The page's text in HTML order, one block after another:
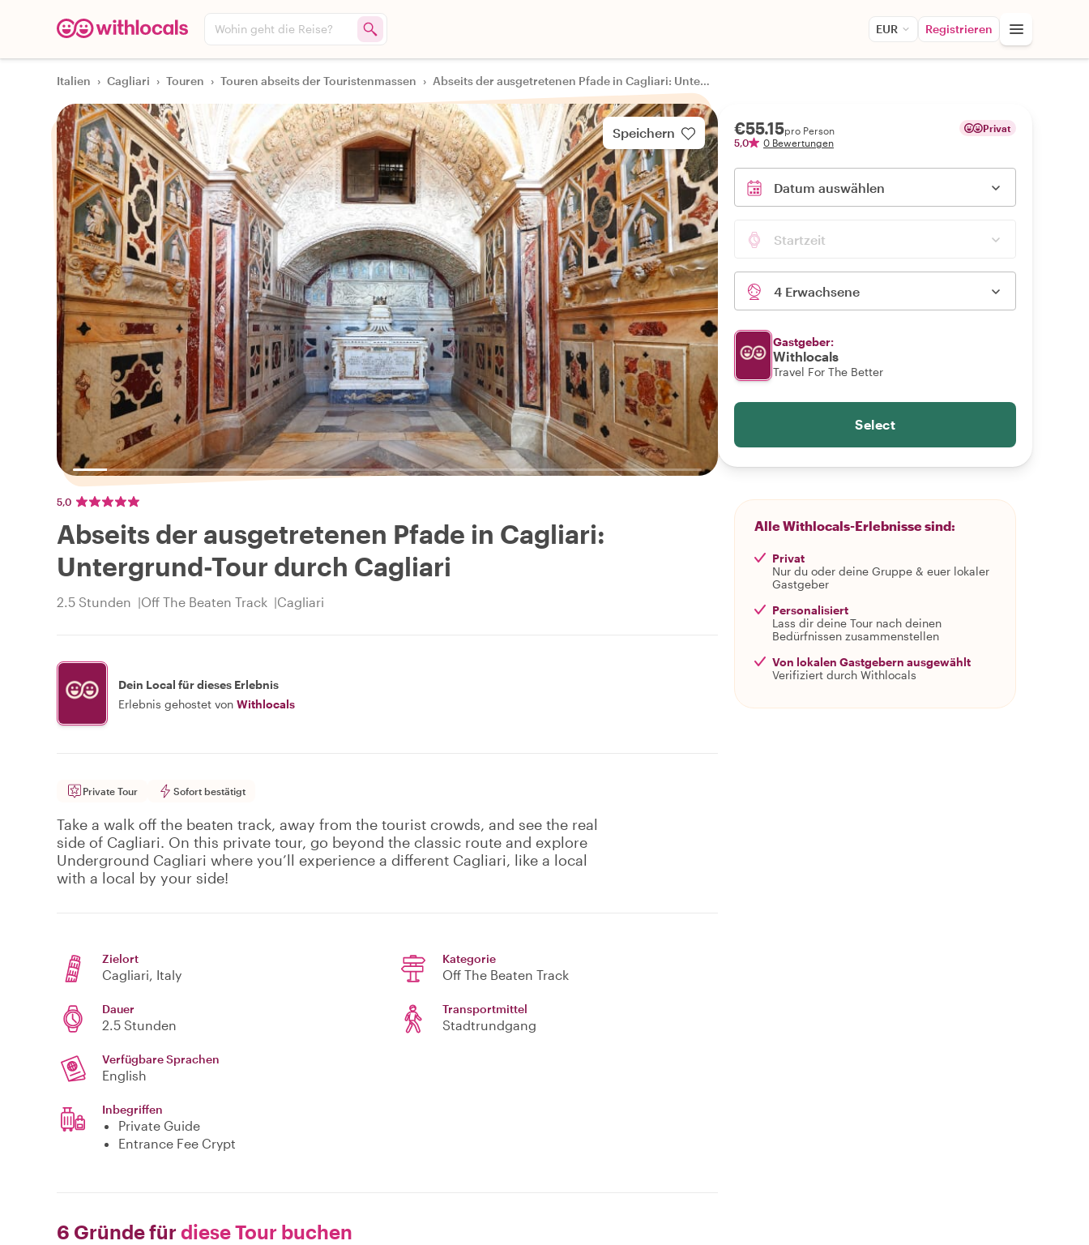
Wohin geht die Reise? EUR Registrieren
Italien › Cagliari › Touren › Touren abseits der Touristenmassen › Abseits der ausgetretenen Pfade in Cagliari: Untergrund-Tour durch Cagliari
Speichern
5,0
Abseits der ausgetretenen Pfade in Cagliari:
Untergrund-Tour durch Cagliari
2.5 Stunden Off The Beaten Track Cagliari
Dein Local für dieses Erlebnis
Erlebnis gehostet von Withlocals
Private Tour Sofort bestätigt
Take a walk off the beaten track, away from the tourist crowds, and see the real
side of Cagliari. On this private tour, go beyond the classic route and explore
Underground Cagliari where you’ll experience a different Cagliari, like a local
with a local by your side!
Zielort
Cagliari, Italy
Kategorie
Off The Beaten Track
Dauer
2.5 Stunden
Transportmittel
Stadtrundgang
Verfügbare Sprachen
English
Inbegriffen
Private Guide
Entrance Fee Crypt
6 Gründe für diese Tour buchen
€55.15pro Person
5,0
0 Bewertungen
Privat
Datum auswählen
Startzeit
4 Erwachsene
Gastgeber:
Withlocals
Travel For The Better
Select
Alle Withlocals-Erlebnisse sind:
Privat
Nur du oder deine Gruppe & euer lokaler
Gastgeber
Personalisiert
Lass dir deine Tour nach deinen
Bedürfnissen zusammenstellen
Von lokalen Gastgebern ausgewählt
Verifiziert durch Withlocals